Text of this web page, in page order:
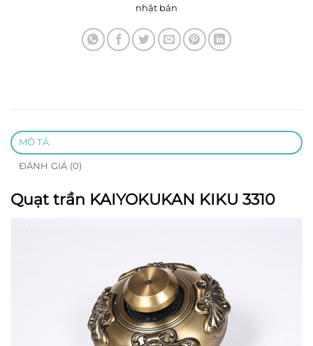
nhật bản
MÔ TẢ
ĐÁNH GIÁ (0)
Quạt trần KAIYOKUKAN KIKU 3310